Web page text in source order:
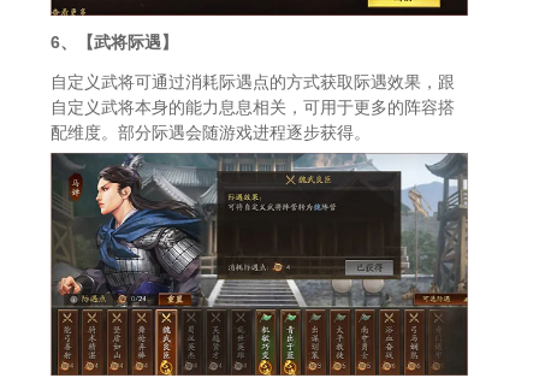
6、【武将际遇】
自定义武将可通过消耗际遇点的方式获取际遇效果，跟
自定义武将本身的能力息息相关，可用于更多的阵容搭
配维度。部分际遇会随游戏进程逐步获得。